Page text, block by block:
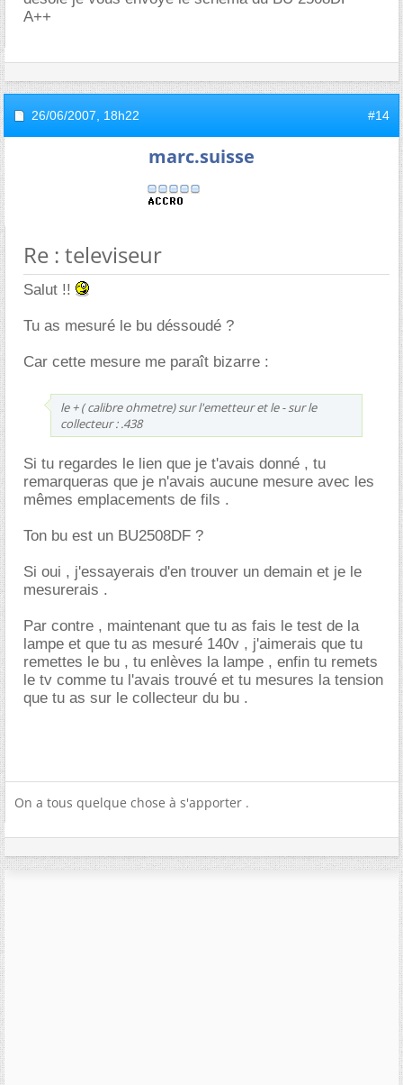
A++
26/06/2007, 18h22 #14
marc.suisse
Re : televiseur
Salut !!
Tu as mesuré le bu déssoudé ?
Car cette mesure me paraît bizarre :
le + ( calibre ohmetre) sur l'emetteur et le - sur le
collecteur : .438
Si tu regardes le lien que je t'avais donné , tu
remarqueras que je n'avais aucune mesure avec les
mêmes emplacements de fils .
Ton bu est un BU2508DF ?
Si oui , j'essayerais d'en trouver un demain et je le
mesurerais .
Par contre , maintenant que tu as fais le test de la
lampe et que tu as mesuré 140v , j'aimerais que tu
remettes le bu , tu enlèves la lampe , enfin tu remets
le tv comme tu l'avais trouvé et tu mesures la tension
que tu as sur le collecteur du bu .
On a tous quelque chose à s'apporter .